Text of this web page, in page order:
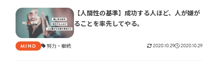
【人間性の基準】成功する人ほど、人が嫌が
ることを率先してやる。
MIND 努力 継続 2020.10.29 2020.10.29